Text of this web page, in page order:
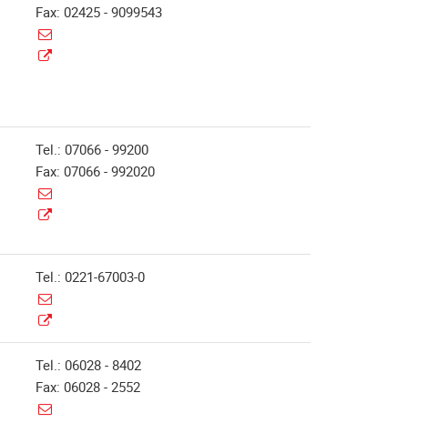
Fax: 02425 - 9099543
Tel.: 07066 - 99200
Fax: 07066 - 992020
Tel.: 0221-67003-0
Tel.: 06028 - 8402
Fax: 06028 - 2552